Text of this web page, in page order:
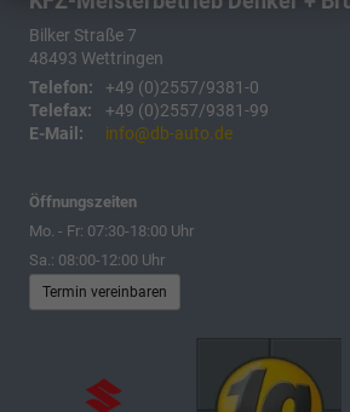
Bilker Straße 7
48493 Wettringen
Telefon:
+49 (0)2557/9381-0
Telefax:
+49 (0)2557/9381-99
E-Mail:
info@db-auto.de
Öffnungszeiten
Mo. - Fr: 07:30-18:00 Uhr
Sa.: 08:00-12:00 Uhr
Termin vereinbaren